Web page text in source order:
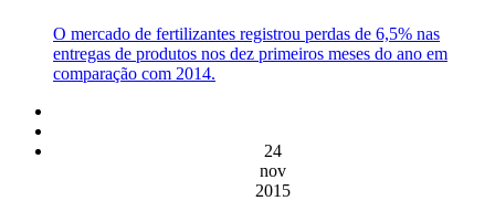
O mercado de fertilizantes registrou perdas de 6,5% nas
entregas de produtos nos dez primeiros meses do ano em
comparação com 2014.
24
nov
2015